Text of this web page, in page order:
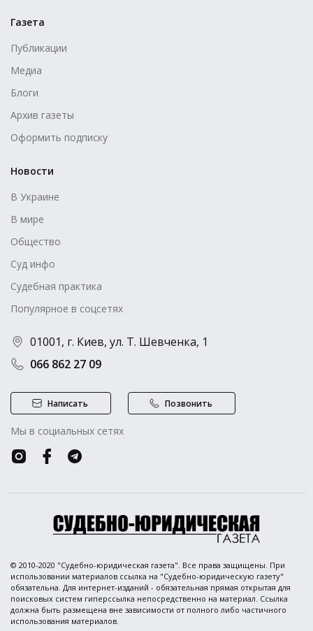
Газета
Публикации
Медиа
Блоги
Архив газеты
Оформить подписку
Новости
В Украине
В мире
Общество
Суд инфо
Судебная практика
Популярное в соцсетях
066 862 27 09
01001, г. Киев, ул. Т. Шевченка, 1
Написать Позвонить
Мы в социальных сетях
© 2010-2020 "Судебно-юридическая газета". Все права защищены. При
использовании материалов ссылка на "Судебно-юридическую газету"
обязательна. Для интернет-изданий - обязательная прямая открытая для
поисковых систем гиперссылка непосредственно на материал. Ссылка
должна быть размещена вне зависимости от полного либо частичного
использования материалов.